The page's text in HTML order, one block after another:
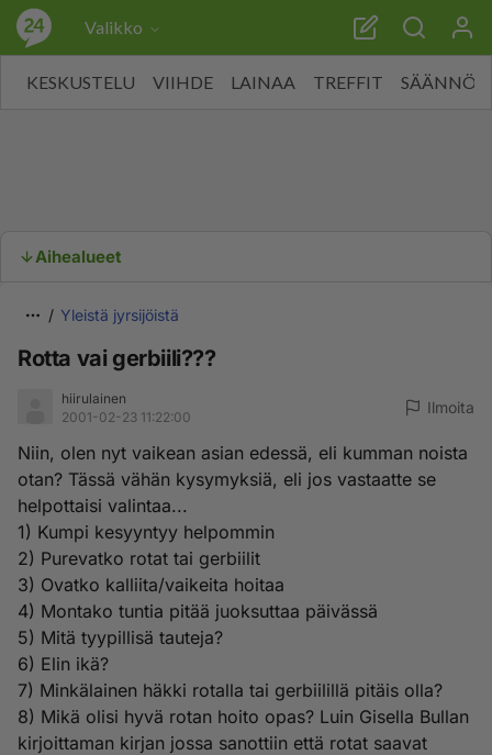
Valikko
KESKUSTELU VIIHDE LAINAA TREFFIT SÄÄNNÖT
Aihealueet
Yleistä jyrsijöistä
Rotta vai gerbiili???
hiirulainen
2001-02-23 11:22:00
Ilmoita
Niin, olen nyt vaikean asian edessä, eli kumman noista
otan? Tässä vähän kysymyksiä, eli jos vastaatte se
helpottaisi valintaa...
1) Kumpi kesyyntyy helpommin
2) Purevatko rotat tai gerbiilit
3) Ovatko kalliita/vaikeita hoitaa
4) Montako tuntia pitää juoksuttaa päivässä
5) Mitä tyypillisä tauteja?
6) Elin ikä?
7) Minkälainen häkki rotalla tai gerbiilillä pitäis olla?
8) Mikä olisi hyvä rotan hoito opas? Luin Gisella Bullan
kirjoittaman kirjan jossa sanottiin että rotat saavat